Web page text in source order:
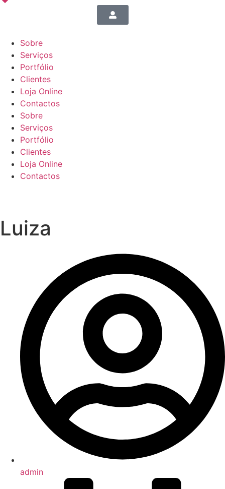
Sobre
Serviços
Portfólio
Clientes
Loja Online
Contactos
Sobre
Serviços
Portfólio
Clientes
Loja Online
Contactos
Luiza
admin